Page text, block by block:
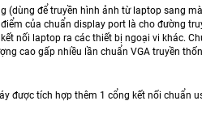
(dùng để truyền hình ảnh từ laptop sang
của chuẩn display port là cho đường
nối laptop ra các thiết bị ngoại vi khác.
cao gấp nhiều lần chuẩn VGA truyền
được tích hợp thêm 1 cổng kết nối chuẩn